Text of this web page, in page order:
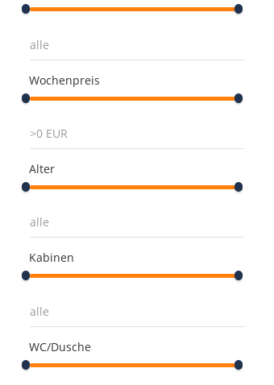
Wochenpreis
Alter
Kabinen
WC/Dusche